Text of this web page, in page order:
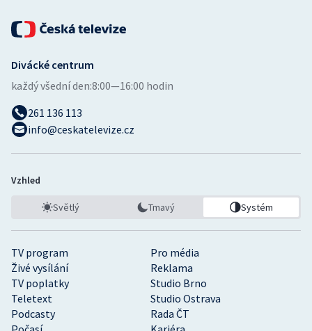
TV program
Pro média
Živé vysílání
Reklama
TV poplatky
Studio Brno
Teletext
Studio Ostrava
Podcasty
Rada ČT
Divácké centrum
každý všední den:8:00—16:00 hodin
261 136 113
info@ceskatelevize.cz
Vzhled
Světlý Tmavý Systém